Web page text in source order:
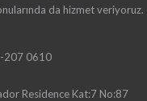
da hizmet veriyoruz.
207 0610
Residence Kat:7 No:87